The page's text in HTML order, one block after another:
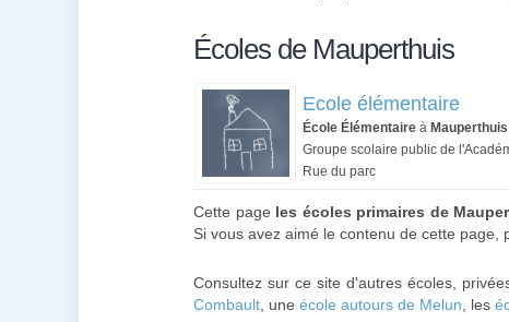
Écoles de Mauperthuis
Ecole élémentaire
École Élémentaire à Mauperthuis
Groupe scolaire public de
Rue du parc
Cette page les écoles primaires de
Si vous avez aimé le contenu de cette page,
Consultez sur ce site d'autres écoles,
Combault , une école autours de Melun , les